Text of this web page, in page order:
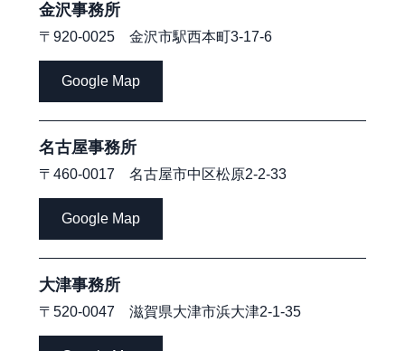
金沢事務所
〒920-0025 金沢市駅西本町3-17-6
Google Map
名古屋事務所
〒460-0017 名古屋市中区松原2-2-33
Google Map
大津事務所
〒520-0047 滋賀県大津市浜大津2-1-35